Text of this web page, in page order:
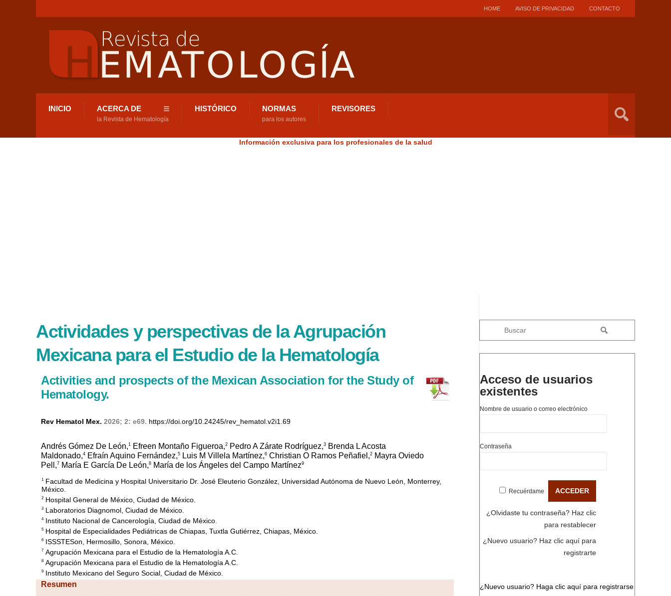
HOME AVISO DE PRIVACIDAD CONTACTO
INICIO ACERCA DE
la Revista de Hematología
HISTÓRICO NORMAS
para los autores
REVISORES
Información exclusiva para los profesionales de la salud
Actividades y perspectivas de la Agrupación
Mexicana para el Estudio de la Hematología
Activities and prospects of the Mexican Association for the Study of
Hematology.
Rev Hematol Mex. 2026; 2: e69. https://doi.org/10.24245/rev_hematol.v2i1.69
Andrés Gómez De León,1 Efreen Montaño Figueroa,2 Pedro A Zárate Rodríguez,3 Brenda L Acosta
Maldonado,4 Efraín Aquino Fernández,5 Luis M Villela Martínez,6 Christian O Ramos Peñafiel,2 Mayra Oviedo
Pell,7 María E García De León,8 María de los Ángeles del Campo Martínez9
1 Facultad de Medicina y Hospital Universitario Dr. José Eleuterio González, Universidad Autónoma de Nuevo León, Monterrey,
México.
2 Hospital General de México, Ciudad de México.
3 Laboratorios Diagnomol, Ciudad de México.
4Instituto Nacional de Cancerología, Ciudad de México.
5 Hospital de Especialidades Pediátricas de Chiapas, Tuxtla Gutiérrez, Chiapas, México.
6 ISSSTESon, Hermosillo, Sonora, México.
7 Agrupación Mexicana para el Estudio de la Hematología A.C.
8 Agrupación Mexicana para el Estudio de la Hematología A.C.
9 Instituto Mexicano del Seguro Social, Ciudad de México.
Resumen
Acceso de usuarios
existentes
Nombre de usuario o correo electrónico
Contraseña
Recuérdame
¿Olvidaste tu contraseña? Haz clic
para restablecer
¿Nuevo usuario? Haz clic aquí para
registrarte
¿Nuevo usuario? Haga clic aquí para registrarse